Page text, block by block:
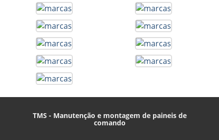
TMS - Manutenção e montagem de paineis de
comando